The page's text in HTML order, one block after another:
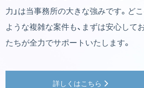
力」は当事務所の大きな強みです。ど
ような複雑な案件も、まずは安心して
たちが全力でサポートいたします。
詳しくはこちら